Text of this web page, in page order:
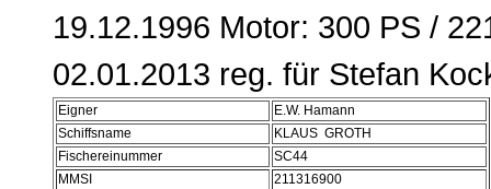
19.12.1996 Motor: 300 PS /
02.01.2013 reg. für Stefan
Eigner
E.W. Hamann
Schiffsname
KLAUS GROTH
Fischereinummer
SC44
MMSI
211316900